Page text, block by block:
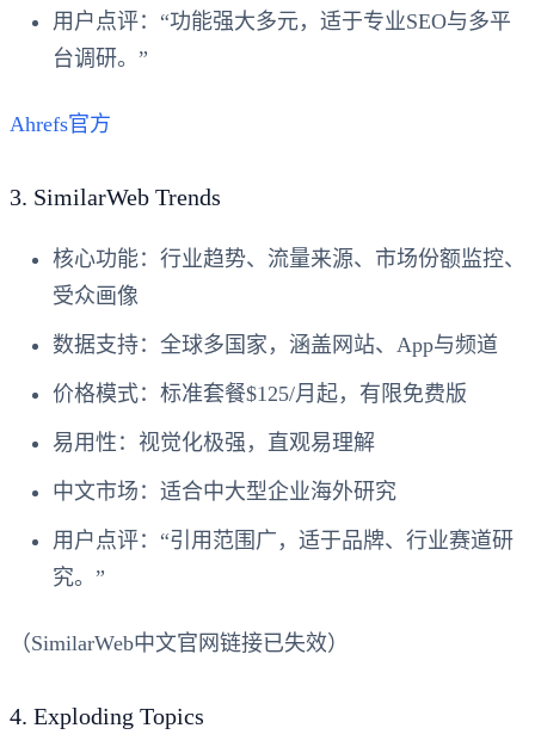
用户点评：“功能强大多元，适于专业SEO与多平
台调研。”
Ahrefs官方
3. SimilarWeb Trends
核心功能：行业趋势、流量来源、市场份额监控、
受众画像
数据支持：全球多国家，涵盖网站、App与频道
价格模式：标准套餐$125/月起，有限免费版
易用性 ：视觉化极强，直观易理解
中文市场 ：适合中大型企业海外研究
用户点评：“引用范围广，适于品牌、行业赛道研
究。”
（SimilarWeb中文官网链接已失效）
4. Exploding Topics